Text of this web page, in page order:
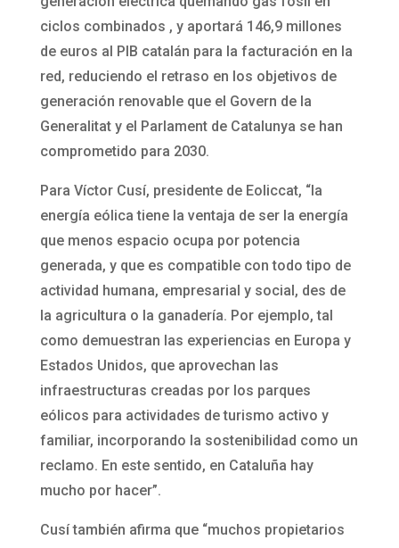
ciclos combinados , y aportará 146,9 millones
de euros al PIB catalán para la facturación en la
red, reduciendo el retraso en los objetivos de
generación renovable que el Govern de la
Generalitat y el Parlament de Catalunya se han
comprometido para 2030.
Para Víctor Cusí, presidente de Eoliccat, “la
energía eólica tiene la ventaja de ser la energía
que menos espacio ocupa por potencia
generada, y que es compatible con todo tipo de
actividad humana, empresarial y social, des de
la agricultura o la ganadería. Por ejemplo, tal
como demuestran las experiencias en Europa y
Estados Unidos, que aprovechan las
infraestructuras creadas por los parques
eólicos para actividades de turismo activo y
familiar, incorporando la sostenibilidad como un
reclamo. En este sentido, en Cataluña hay
mucho por hacer”.
Cusí también afirma que “muchos propietarios